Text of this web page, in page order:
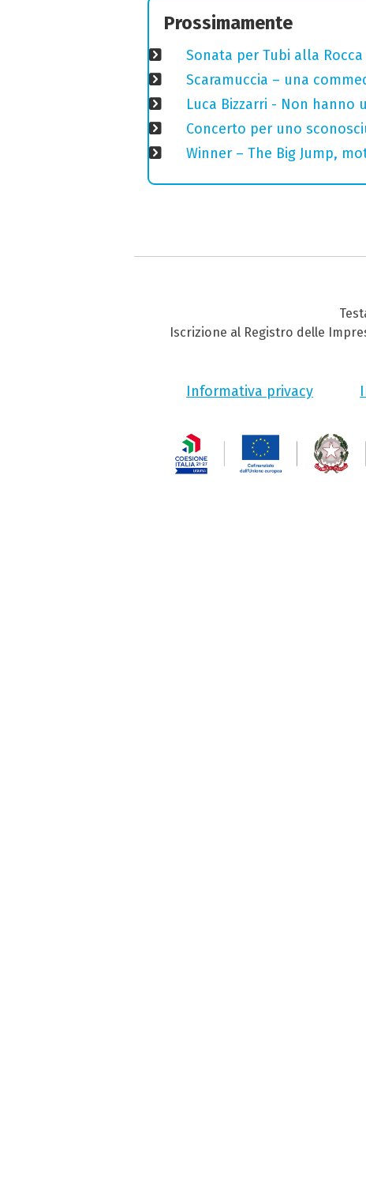
Prossimamente
Sonata per Tubi alla
Scaramuccia – una
Luca Bizzarri - Non hanno
Concerto per uno
Winner – The Big Jump,
Iscrizione al Registro delle
Informativa privacy